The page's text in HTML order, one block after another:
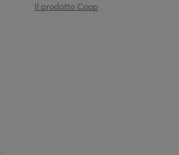
Il prodotto Coop